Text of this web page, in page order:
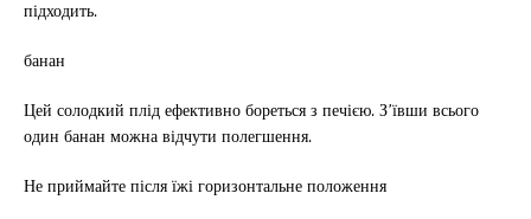
підходить.
банан
Цей солодкий плід ефективно бореться з печією. З’ївши всього
один банан можна відчути полегшення.
Не приймайте після їжі горизонтальне положення